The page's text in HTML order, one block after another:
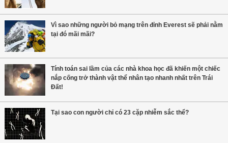
Vì sao những người bỏ mạng trên đỉnh Everest sẽ phải nằm
tại đó mãi mãi?
Tính toán sai lầm của các nhà khoa học đã khiến một chiếc
nắp cống trở thành vật thể nhân tạo nhanh nhất trên Trái
Đất!
Tại sao con người chỉ có 23 cặp nhiễm sắc thể?